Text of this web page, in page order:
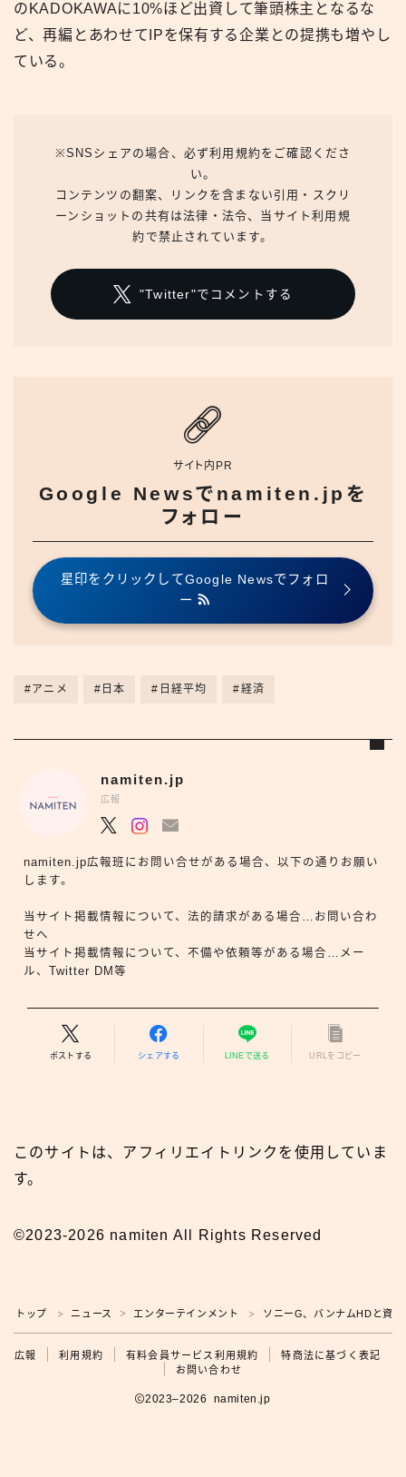
広報
のKADOKAWAに10%ほど出資して筆頭株主となるな
ど、再編とあわせてIPを保有する企業との提携も増やし
ている。
※SNSシェアの場合、必ず利用規約をご確認くださ
い。
コンテンツの翻案、リンクを含まない引用・スクリ
ーンショットの共有は法律・法令、当サイト利用規
約で禁止されています。
"Twitter"でコメントする
サイト内PR
Google Newsでnamiten.jpを
フォロー
星印をクリックしてGoogle Newsでフォロ
ー
#アニメ #日本 #日経平均 #経済
namiten.jp
広報
namiten.jp広報班にお問い合せがある場合、以下の通りお願い
します。
当サイト掲載情報について、法的請求がある場合…お問い合わ
せへ
当サイト掲載情報について、不備や依頼等がある場合…メー
ル、Twitter DM等
ポストする シェアする LINEで送る URLをコピー
このサイトは、アフィリエイトリンクを使用していま
す。
©2023-2026 namiten All Rights Reserved
トップ ＞ ニュース ＞ エンターテインメント ＞ ソニーG、バンナムHDと資
広報 利用規約 有料会員サービス利用規約
特商法に基づく表記
お問い合わせ
2023–2026 namiten.jp